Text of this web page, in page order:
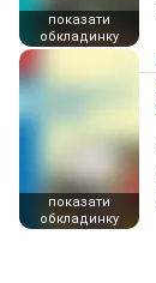
показати
обкладинку
показати
обкладинку